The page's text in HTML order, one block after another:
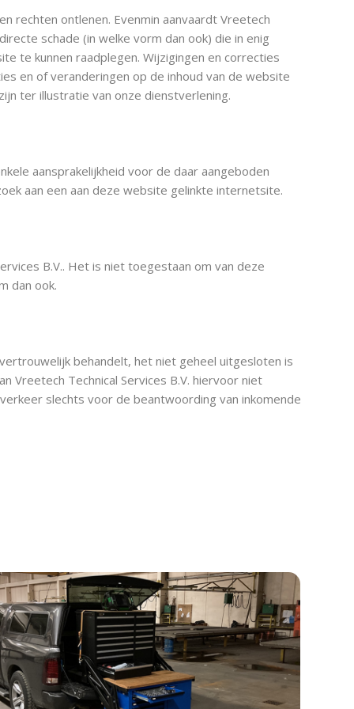
rechten ontlenen. Evenmin aanvaardt Vreetech
schade (in welke vorm dan ook) die in enig
te kunnen raadplegen. Wijzigingen en correcties
en of veranderingen op de inhoud van de website
ter illustratie van onze dienstverlening.
aansprakelijkheid voor de daar aangeboden
aan een aan deze website gelinkte internetsite.
B.V.. Het is niet toegestaan om van deze
dan ook.
behandelt, het niet geheel uitgesloten is
Vreetech Technical Services B.V. hiervoor niet
slechts voor de beantwoording van inkomende